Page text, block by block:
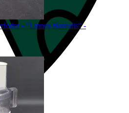
- "Linnea Borealis" -